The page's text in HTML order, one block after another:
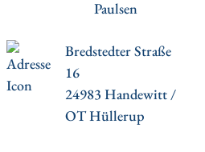
Paulsen
Bredstedter Straße
16
24983 Handewitt /
OT Hüllerup